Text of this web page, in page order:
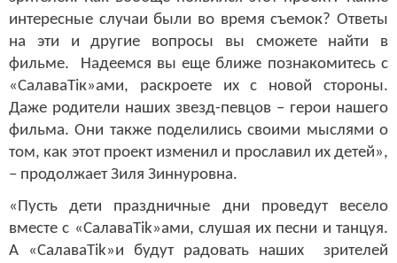
интересные случаи были во время съемок? Ответы
на эти и другие вопросы вы сможете найти в
фильме. Надеемся вы еще ближе познакомитесь с
«СалаваTік»ами, раскроете их с новой стороны.
Даже родители наших звезд-певцов – герои нашего
фильма. Они также поделились своими мыслями о
том, как этот проект изменил и прославил их детей»,
– продолжает Зиля Зиннуровна.
«Пусть дети праздничные дни проведут весело
вместе с «СалаваTik»ами, слушая их песни и танцуя.
А «СалаваTik»и будут радовать наших зрителей